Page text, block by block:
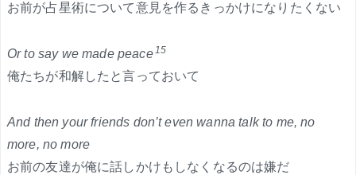
お前が占星術について意見を作るきっかけになりたくない
Or to say we made peace15
俺たちが和解したと言っておいて
And then your friends don’t even wanna talk to me, no
more, no more
お前の友達が俺に話しかけもしなくなるのは嫌だ